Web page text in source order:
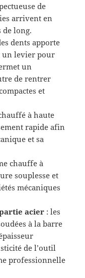
de
arrivent en
de long.
dents apporte
un levier pour
un
de rentrer
et
à haute
rapide afin
et sa
chauffe à
souplesse et
mécaniques
acier : les
à la barre
de l’outil
professionnelle